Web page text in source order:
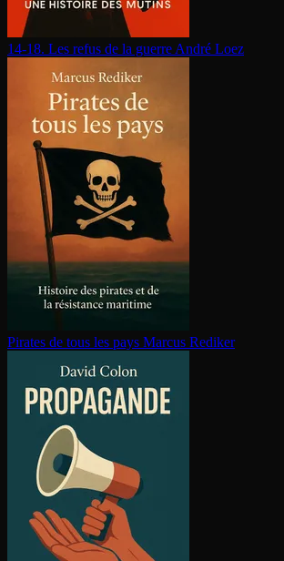
14-18. Les refus de la guerre André Loez
Pirates de tous les pays Marcus Rediker